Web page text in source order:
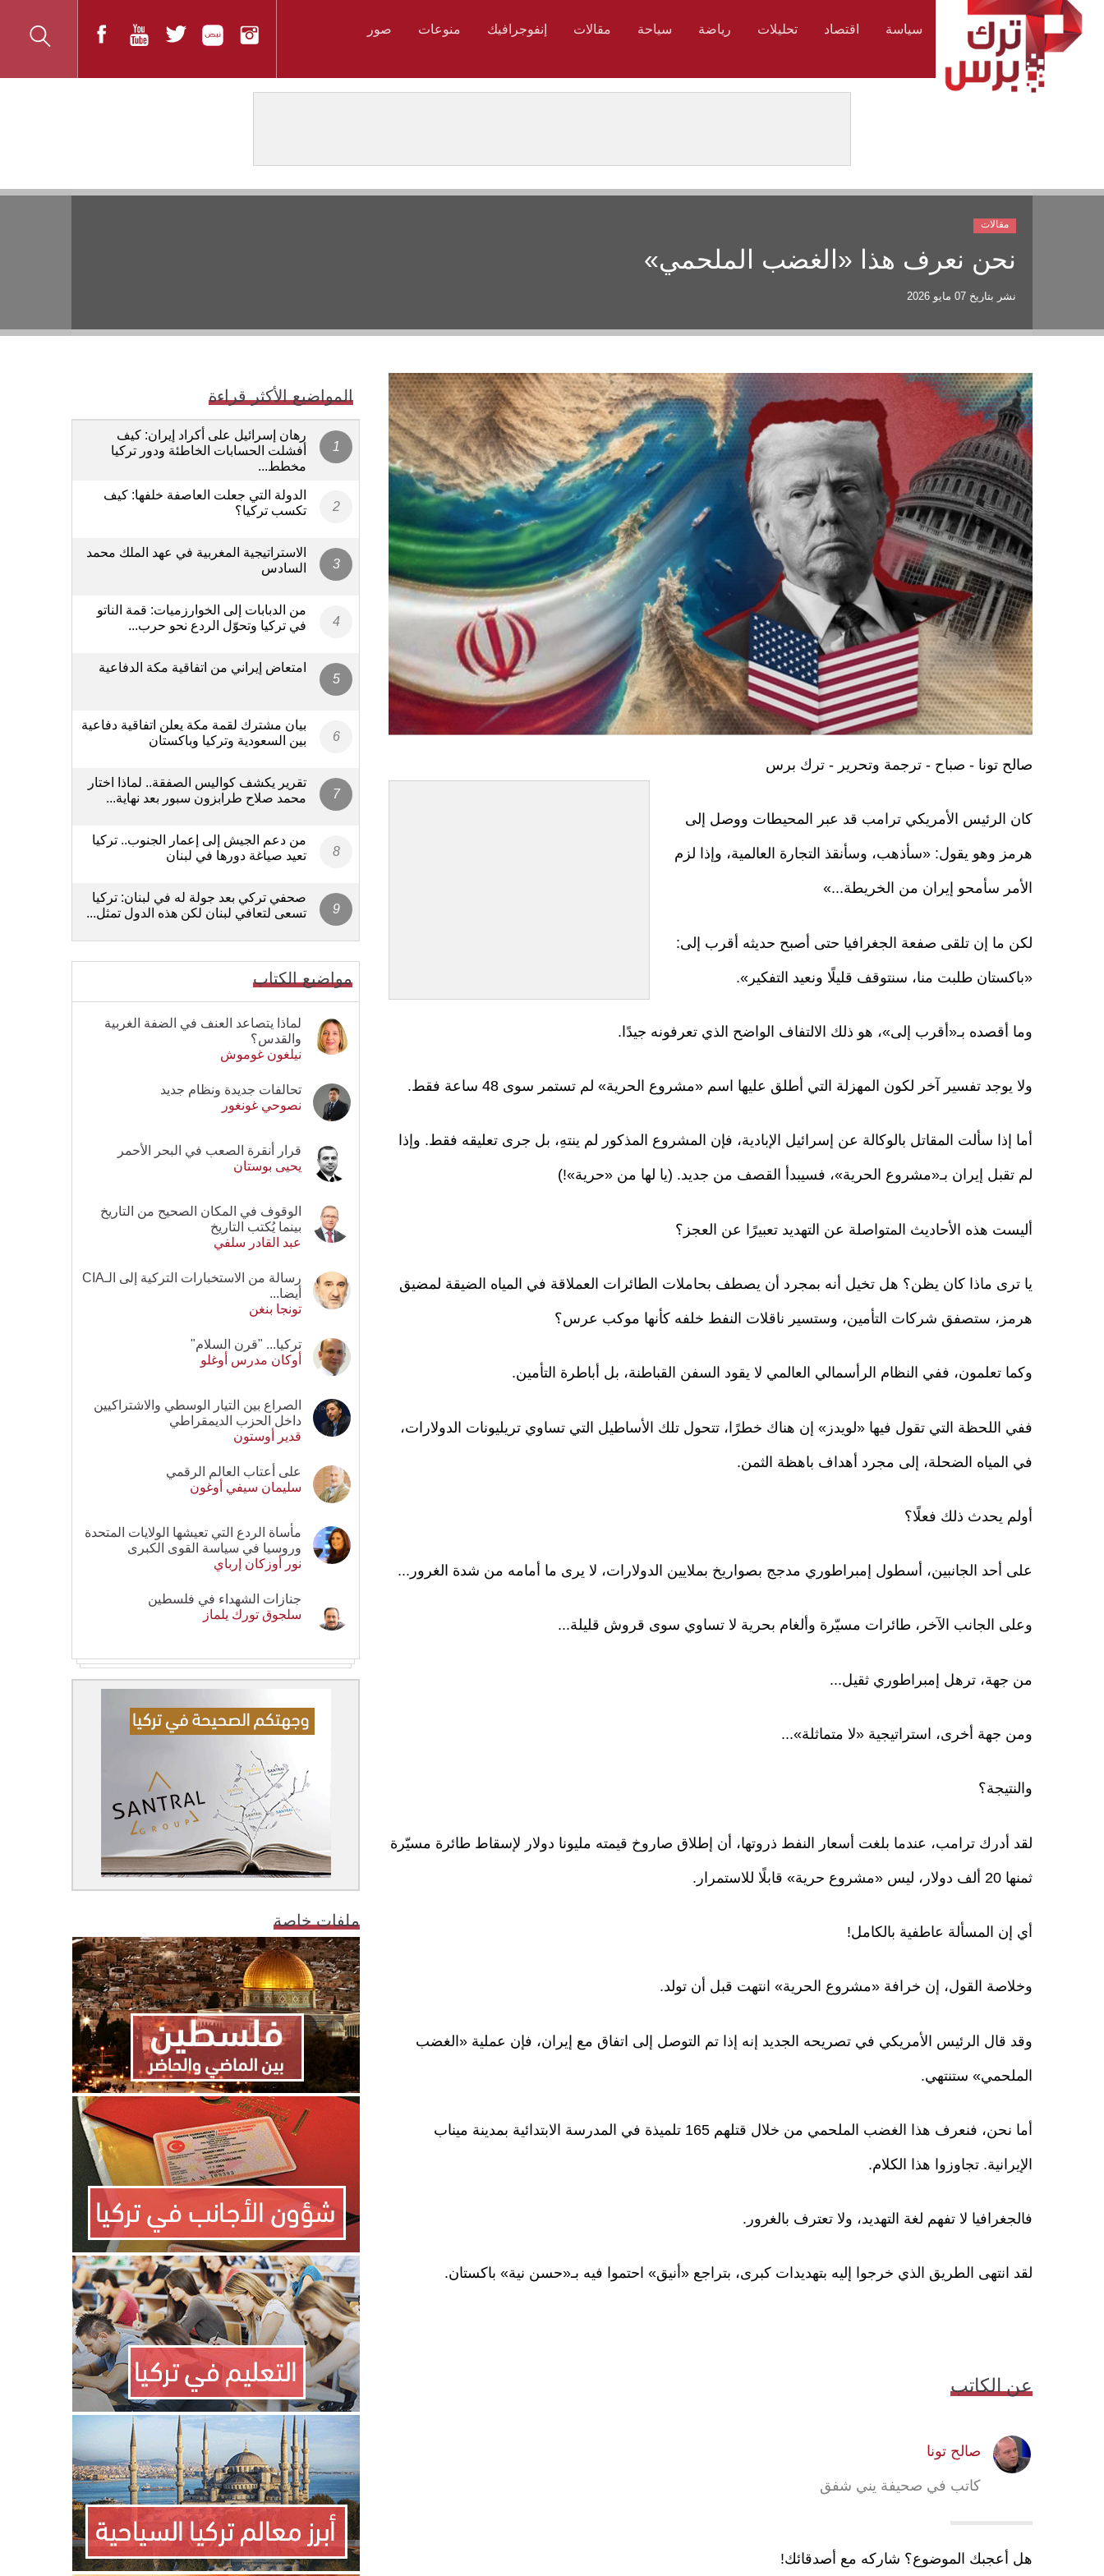
سياسة اقتصاد تحليلات رياضة سياحة مقالات إنفوجرافيك منوعات صور
نحن نعرف هذا «الغضب الملحمي»
نشر بتاريخ 07 مايو 2026
مقالات
صالح تونا - صباح - ترجمة وتحرير - ترك برس
كان الرئيس الأمريكي ترامب قد عبر المحيطات ووصل إلى
هرمز وهو يقول: «سأذهب، وسأنقذ التجارة العالمية، وإذا لزم
الأمر سأمحو إيران من الخريطة...»
لكن ما إن تلقى صفعة الجغرافيا حتى أصبح حديثه أقرب إلى:
«باكستان طلبت منا، سنتوقف قليلًا ونعيد التفكير».
وما أقصده بـ«أقرب إلى»، هو ذلك الالتفاف الواضح الذي تعرفونه جيدًا.
ولا يوجد تفسير آخر لكون المهزلة التي أطلق عليها اسم «مشروع الحرية» لم تستمر سوى 48 ساعة فقط.
أما إذا سألت المقاتل بالوكالة عن إسرائيل الإبادية، فإن المشروع المذكور لم ينتهِ، بل جرى تعليقه فقط. وإذا
لم تقبل إيران بـ«مشروع الحرية»، فسيبدأ القصف من جديد. (يا لها من «حرية»!)
أليست هذه الأحاديث المتواصلة عن التهديد تعبيرًا عن العجز؟
يا ترى ماذا كان يظن؟ هل تخيل أنه بمجرد أن يصطف بحاملات الطائرات العملاقة في المياه الضيقة لمضيق
هرمز، ستصفق شركات التأمين، وستسير ناقلات النفط خلفه كأنها موكب عرس؟
وكما تعلمون، ففي النظام الرأسمالي العالمي لا يقود السفن القباطنة، بل أباطرة التأمين.
ففي اللحظة التي تقول فيها «لويدز» إن هناك خطرًا، تتحول تلك الأساطيل التي تساوي تريليونات الدولارات،
في المياه الضحلة، إلى مجرد أهداف باهظة الثمن.
أولم يحدث ذلك فعلًا؟
على أحد الجانبين، أسطول إمبراطوري مدجج بصواريخ بملايين الدولارات، لا يرى ما أمامه من شدة الغرور...
وعلى الجانب الآخر، طائرات مسيّرة وألغام بحرية لا تساوي سوى قروش قليلة...
من جهة، ترهل إمبراطوري ثقيل...
ومن جهة أخرى، استراتيجية «لا متماثلة»...
والنتيجة؟
لقد أدرك ترامب، عندما بلغت أسعار النفط ذروتها، أن إطلاق صاروخ قيمته مليونا دولار لإسقاط طائرة مسيّرة
ثمنها 20 ألف دولار، ليس «مشروع حرية» قابلًا للاستمرار.
أي إن المسألة عاطفية بالكامل!
وخلاصة القول، إن خرافة «مشروع الحرية» انتهت قبل أن تولد.
وقد قال الرئيس الأمريكي في تصريحه الجديد إنه إذا تم التوصل إلى اتفاق مع إيران، فإن عملية «الغضب
الملحمي» ستنتهي.
أما نحن، فنعرف هذا الغضب الملحمي من خلال قتلهم 165 تلميذة في المدرسة الابتدائية بمدينة ميناب
الإيرانية. تجاوزوا هذا الكلام.
فالجغرافيا لا تفهم لغة التهديد، ولا تعترف بالغرور.
لقد انتهى الطريق الذي خرجوا إليه بتهديدات كبرى، بتراجع «أنيق» احتموا فيه بـ«حسن نية» باكستان.
عن الكاتب
صالح تونا
كاتب في صحيفة يني شفق
هل أعجبك الموضوع؟ شاركه مع أصدقائك!
المواضيع الأكثر قراءة
رهان إسرائيل على أكراد إيران: كيف
أفشلت الحسابات الخاطئة ودور تركيا
مخطط...
الدولة التي جعلت العاصفة خلفها: كيف
تكسب تركيا؟
الاستراتيجية المغربية في عهد الملك محمد
السادس
من الدبابات إلى الخوارزميات: قمة الناتو
في تركيا وتحوّل الردع نحو حرب...
امتعاض إيراني من اتفاقية مكة الدفاعية
بيان مشترك لقمة مكة يعلن اتفاقية دفاعية
بين السعودية وتركيا وباكستان
تقرير يكشف كواليس الصفقة.. لماذا اختار
محمد صلاح طرابزون سبور بعد نهاية...
من دعم الجيش إلى إعمار الجنوب.. تركيا
تعيد صياغة دورها في لبنان
صحفي تركي بعد جولة له في لبنان: تركيا
تسعى لتعافي لبنان لكن هذه الدول تمثل...
مواضيع الكتاب
لماذا يتصاعد العنف في الضفة الغربية
والقدس؟
نيلغون غوموش
تحالفات جديدة ونظام جديد
نصوحي غونغور
قرار أنقرة الصعب في البحر الأحمر
يحيى بوستان
الوقوف في المكان الصحيح من التاريخ
بينما يُكتب التاريخ
عبد القادر سلفي
رسالة من الاستخبارات التركية إلى الـCIA
أيضا...
تونجا بنغن
تركيا... "قرن السلام"
أوكان مدرس أوغلو
الصراع بين التيار الوسطي والاشتراكيين
داخل الحزب الديمقراطي
قدير أوستون
على أعتاب العالم الرقمي
سليمان سيفي أوغون
مأساة الردع التي تعيشها الولايات المتحدة
وروسيا في سياسة القوى الكبرى
نور أوزكان إرباي
جنازات الشهداء في فلسطين
سلجوق تورك يلماز
ملفات خاصة